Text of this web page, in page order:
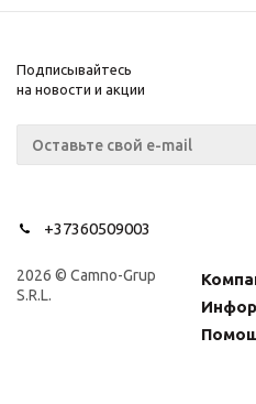
Подписывайтесь
на новости и акции
+37360509003
2026 © Camno-Grup
S.R.L.